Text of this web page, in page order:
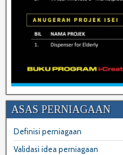
ASAS PERNIAGAAN
Definisi perniagaan
Validasi idea perniagaan